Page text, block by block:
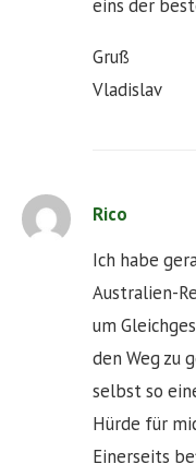
eins der
Gruß
Vladislav
Rico
Ich habe
Australien-
um
den Weg zu
selbst so
Hürde für
Einerseits